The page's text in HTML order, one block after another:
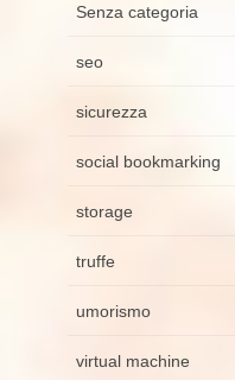
Senza categoria
seo
sicurezza
social bookmarking
storage
truffe
umorismo
virtual machine